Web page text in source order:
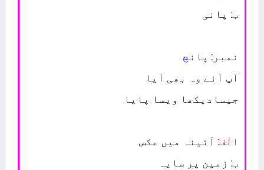
ب: پانی
نمبر: پانچ
آپ آئے وہ بھی آیا
جیسادیکھا ویسا پایا
الف: آئینہ میں عکس
ب: زمین پر سایہ